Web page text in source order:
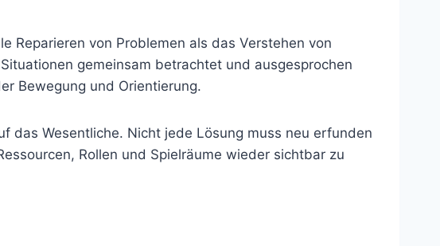
Reparieren von Problemen als das Verstehen von
gemeinsam betrachtet und ausgesprochen
Bewegung und Orientierung.
das Wesentliche. Nicht jede Lösung muss neu erfunden
Rollen und Spielräume wieder sichtbar zu